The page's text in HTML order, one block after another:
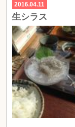
2016.04.11
生シラス